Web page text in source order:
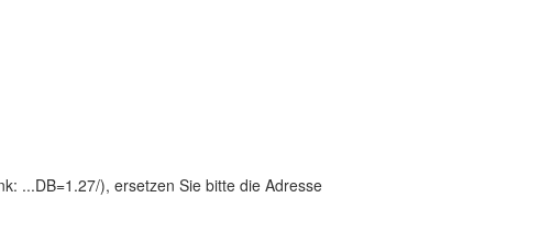
...DB=1.27/), ersetzen Sie bitte die Adresse